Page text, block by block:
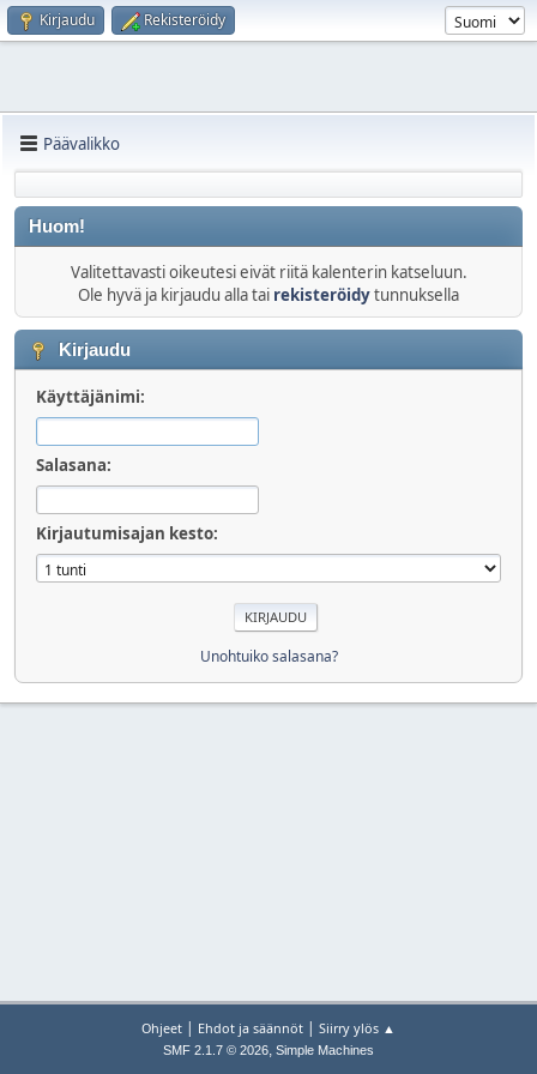
Kirjaudu Rekisteröidy
Päävalikko
Huom!
Valitettavasti oikeutesi eivät riitä kalenterin katseluun.
Ole hyvä ja kirjaudu alla tai rekisteröidytunnuksella
Kirjaudu
Käyttäjänimi:
Salasana:
Kirjautumisajan kesto:
Unohtuiko salasana?
Ohjeet | Ehdot ja säännöt | Siirry ylös ▲
SMF 2.1.7 © 2026, Simple Machines